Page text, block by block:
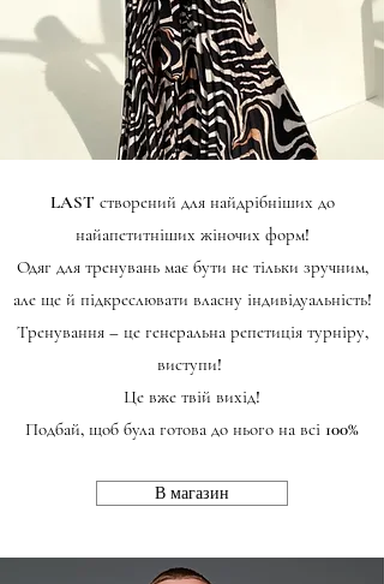
LAST створений для найдрібніших до
найапетитніших жіночих форм!
Одяг для тренувань має бути не тільки зручним,
але ще й підкреслювати власну індивідуальність!
Тренування – це генеральна репетиція турніру,
виступи!
Це вже твій вихід!
Подбай, щоб була готова до нього на всі 100%
В магазин